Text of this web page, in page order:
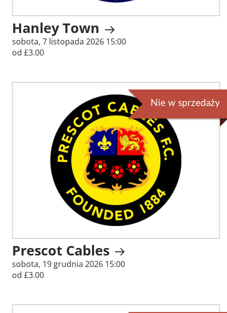
Hanley Town
sobota, 7 listopada 2026 15:00
od £3.00
Nie w sprzedaży
Prescot Cables
sobota, 19 grudnia 2026 15:00
od £3.00